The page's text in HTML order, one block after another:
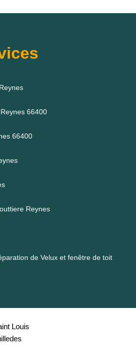
66400
66400
Reynes
de Velux et fenêtre de toit
Louis